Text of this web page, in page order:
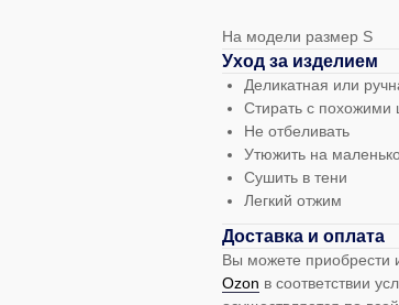
На модели размер S
Уход за изделием
Деликатная или
Стирать с похожими
Не отбеливать
Утюжить на
Сушить в тени
Легкий отжим
Доставка и оплата
Вы можете приобрести
Оzon в соответствии